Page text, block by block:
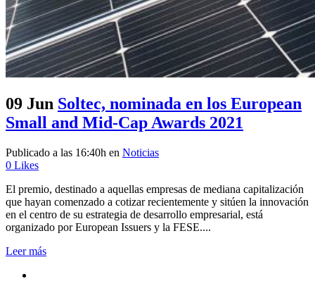
09 Jun Soltec, nominada en los European
Small and Mid-Cap Awards 2021
Publicado a las 16:40h en Noticias
0 Likes
El premio, destinado a aquellas empresas de mediana capitalización
que hayan comenzado a cotizar recientemente y sitúen la innovación
en el centro de su estrategia de desarrollo empresarial, está
organizado por European Issuers y la FESE....
Leer más